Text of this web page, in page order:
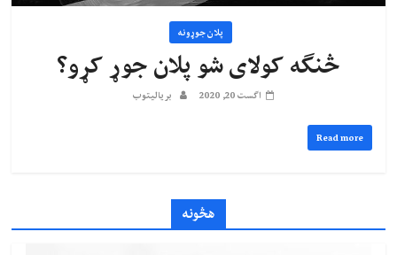
پلان جوړونه
څنګه کولای شو پلان جوړ کړو؟
اگست 20, 2020 بریالیتوب
Read more
هڅونه